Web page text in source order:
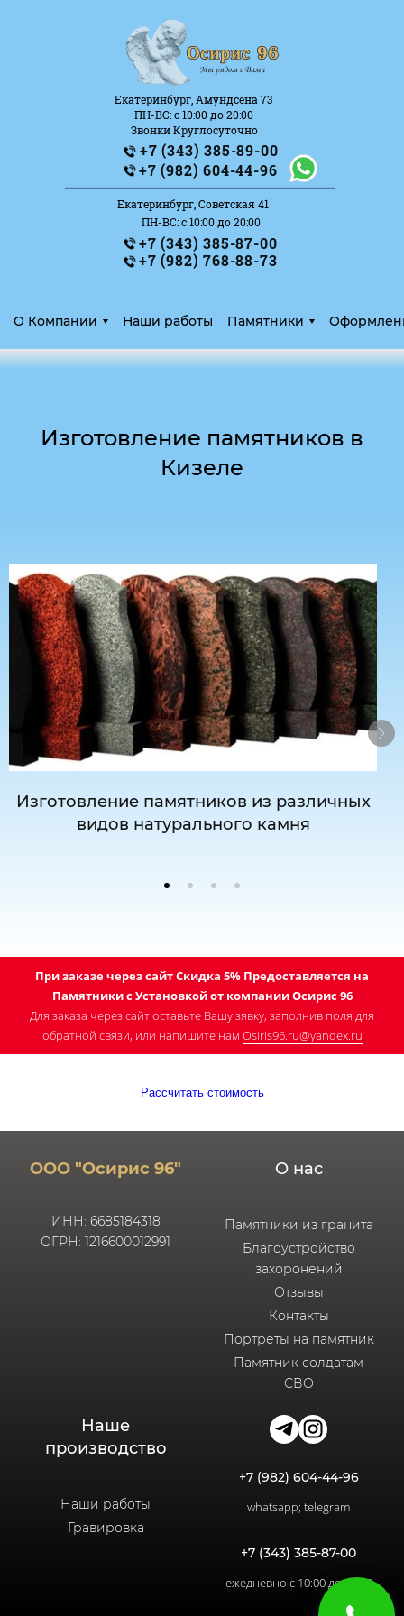
+7 (982) 604-44-96
+7 (343) 385-87-00
Екатеринбург, Амундсена 73
Екатеринбург, Советская 41
ПН-ВС: с 10:00 до 20:00
Звонки Круглосуточно
ПН-ВС: с 10:00 до 20:00
_______________________
+7 (982) 768-88-73
+7 (343) 385-89-00
О Компании Наши работы Памятники
Изготовление памятников в
Кизеле
Изготовление памятников из различных
видов натурального камня
При заказе через сайт Скидка 5% Предоставляется на
Памятники с Установкой от компании Осирис 96
Для заказа через сайт оставьте Вашу зявку, заполнив поля для
обратной связи, или напишите нам Osiris96.ru@yandex.ru
Рассчитать стоимость
ООО "Осирис 96"
ИНН: 6685184318
ОГРН: 1216600012991
О нас
Памятники из гранита
Благоустройство
захоронений
Отзывы
Контакты
Портреты на памятник
Памятник солдатам
СВО
Наше
производство
Наши работы
Гравировка
+7 (982) 604-44-96
whatsapp; telegram
+7 (343) 385-87-00
ежедневно с 10:00 до 20:00